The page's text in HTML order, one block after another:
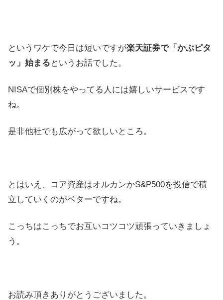
というワケで今日は短いですが楽天証券で「かぶピタ
ッ」始まる というお話でした。
NISAで個別株をやってる人には嬉しいサービスです
ね。
是非他社でも広がって欲しいところ。
とはいえ、コア資産はオルカンかS&P500を投信で積
立していくのがベターですね。
こっちはこっちでお互いコツコツ頑張っていきましょ
う。
お読み頂きありがとうございました。